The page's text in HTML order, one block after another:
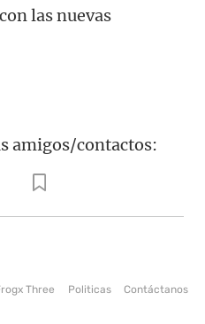
las nuevas
amigos/contactos:
Three Politicas Contáctanos